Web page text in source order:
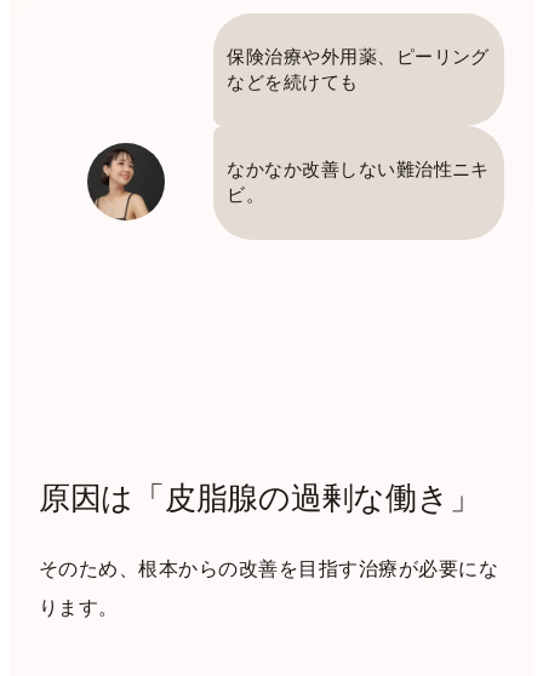
保険治療や外用薬、ピーリング
などを続けても
なかなか改善しない難治性ニキ
ビ。
原因は「皮脂腺の過剰な働き」
そのため、根本からの改善を目指す治療が必要にな
ります。